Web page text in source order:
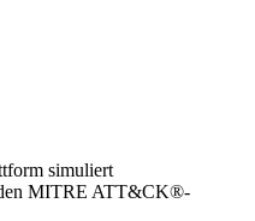
simuliert
den MITRE ATT&CK®-